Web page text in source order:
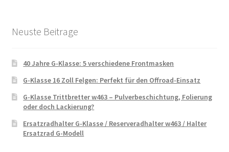
Neuste Beitrage
40 Jahre G-Klasse: 5 verschiedene Frontmasken
G-Klasse 16 Zoll Felgen: Perfekt für den Offroad-Einsatz
G-Klasse Trittbretter w463 – Pulverbeschichtung, Folierung
oder doch Lackierung?
Ersatzradhalter G-Klasse / Reserveradhalter w463 / Halter
Ersatzrad G-Modell